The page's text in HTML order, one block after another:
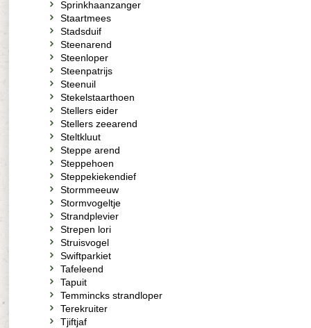
Sprinkhaanzanger
Staartmees
Stadsduif
Steenarend
Steenloper
Steenpatrijs
Steenuil
Stekelstaarthoen
Stellers eider
Stellers zeearend
Steltkluut
Steppe arend
Steppehoen
Steppekiekendief
Stormmeeuw
Stormvogeltje
Strandplevier
Strepen lori
Struisvogel
Swiftparkiet
Tafeleend
Tapuit
Temmincks strandloper
Terekruiter
Tjiftjaf